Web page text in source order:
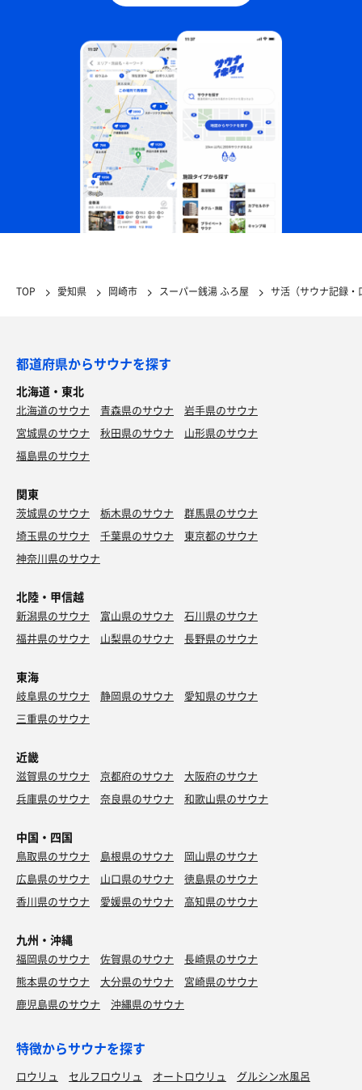
TOP 愛知県 岡崎市 スーパー銭湯 ふろ屋 サ活（サウナ記録・
都道府県からサウナを探す
北海道・東北
北海道のサウナ 青森県のサウナ
岩手県のサウナ
宮城県のサウナ
秋田県のサウナ
山形県のサウナ
福島県のサウナ
関東
茨城県のサウナ 栃木県のサウナ
群馬県のサウナ
埼玉県のサウナ
千葉県のサウナ
東京都のサウナ
神奈川県のサウナ
北陸・甲信越
新潟県のサウナ 富山県のサウナ
石川県のサウナ
福井県のサウナ
山梨県のサウナ 長野県のサウナ
東海
岐阜県のサウナ 静岡県のサウナ
愛知県のサウナ
三重県のサウナ
近畿
滋賀県のサウナ 京都府のサウナ
大阪府のサウナ
兵庫県のサウナ
奈良県のサウナ 和歌山県のサウナ
中国・四国
鳥取県のサウナ 島根県のサウナ
岡山県のサウナ
広島県のサウナ
山口県のサウナ
徳島県のサウナ
香川県のサウナ
愛媛県のサウナ 高知県のサウナ
九州・沖縄
福岡県のサウナ 佐賀県のサウナ
長崎県のサウナ
熊本県のサウナ
大分県のサウナ
宮崎県のサウナ
鹿児島県のサウナ
沖縄県のサウナ
特徴からサウナを探す
ロウリュ セルフロウリュ オートロウリュ
グルシン水風呂